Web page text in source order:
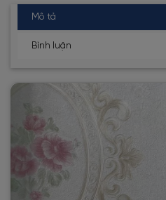
Mô tả
Bình luận